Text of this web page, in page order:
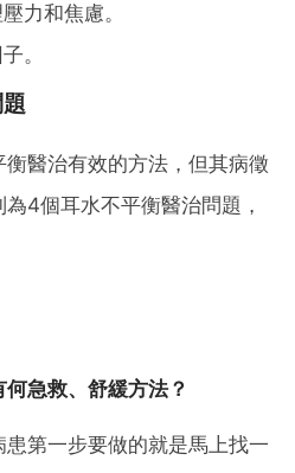
力和焦慮。
。
醫治有效的方法，但其病徵
4個耳水不平衡醫治問題，
急救、舒緩方法？
第一步要做的就是馬上找一